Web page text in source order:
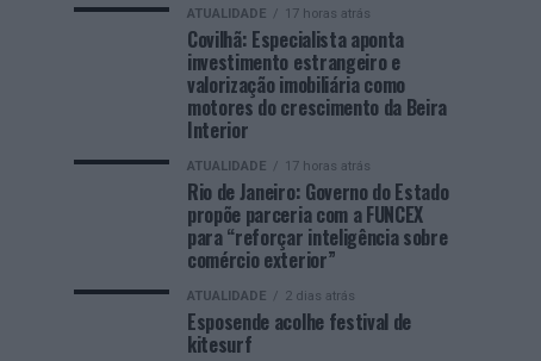
ATUALIDADE 17 horas atrás
Covilhã: Especialista aponta
investimento estrangeiro e
valorização imobiliária como
motores do crescimento da Beira
Interior
ATUALIDADE 17 horas atrás
Rio de Janeiro: Governo do Estado
propõe parceria com a FUNCEX
para “reforçar inteligência sobre
comércio exterior”
ATUALIDADE 2 dias atrás
Esposende acolhe festival de
kitesurf